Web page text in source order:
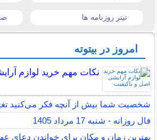
تیتر روزنامه ها
امروز در بیتوته
نکات مهم خرید لوازم
شخصیت شما بیش از آنچه فکر می‌کنید
فال روزانه - شنبه 17 مرداد 1405
بهترین زمان و مکان برای خواندن دعای